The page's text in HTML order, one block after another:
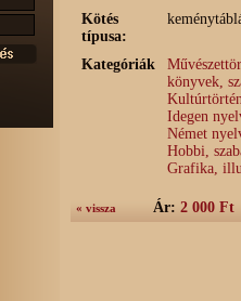
Kötés
típusa:
Kategóriák
könyvek,
Idegen
Német
Hobbi,
Grafika,
« vissza Ár: 2 000 Ft